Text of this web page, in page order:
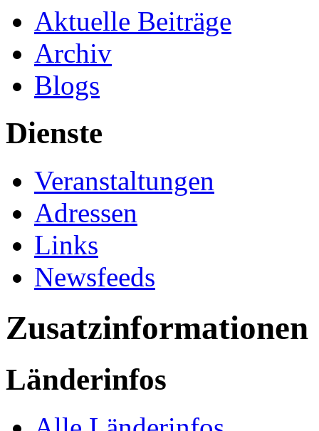
Aktuelle Beiträge
Archiv
Blogs
Dienste
Veranstaltungen
Adressen
Links
Newsfeeds
Zusatzinformationen
Länderinfos